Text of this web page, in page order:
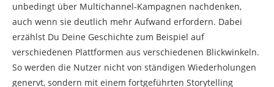
unbedingt über Multichannel-Kampagnen nachdenken,
auch wenn sie deutlich mehr Aufwand erfordern. Dabei
erzählst Du Deine Geschichte zum Beispiel auf
verschiedenen Plattformen aus verschiedenen Blickwinkeln.
So werden die Nutzer nicht von ständigen Wiederholungen
genervt, sondern mit einem fortgeführten Storytelling